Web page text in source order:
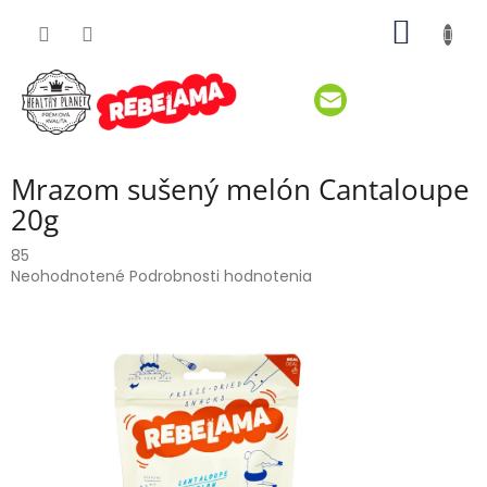
Mrazom sušený melón Cantaloupe
20g
85
Priemerné
Neohodnotené Podrobnosti hodnotenia